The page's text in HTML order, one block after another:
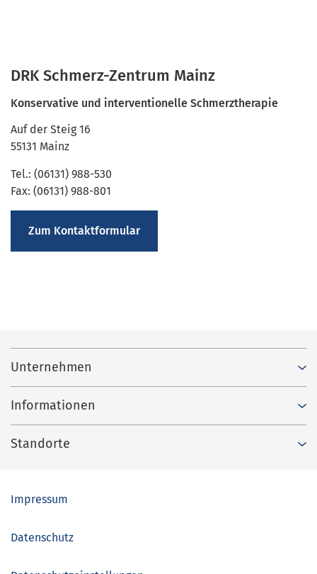
DRK Schmerz-Zentrum Mainz
Konservative und interventionelle Schmerztherapie
Auf der Steig 16
55131 Mainz
Tel.: (06131) 988-530
Fax: (06131) 988-801
Zum Kontaktformular
Unternehmen
Informationen
Standorte
Impressum
Datenschutz